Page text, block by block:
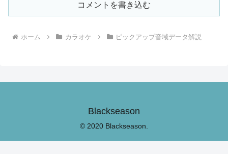
コメントを書き込む
ホーム カラオケ ピックアップ音域データ解説
Blackseason
© 2020 Blackseason.